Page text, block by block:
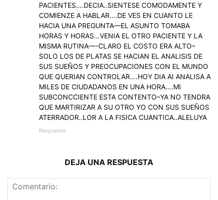
PACIENTES….DECIA..SIENTESE COMODAMENTE Y
COMIENZE A HABLAR….DE VES EN CUANTO LE
HACIA UNA PREGUNTA—EL ASUNTO TOMABA
HORAS Y HORAS…VENIA EL OTRO PACIENTE Y LA
MISMA RUTINA—-CLARO EL COSTO ERA ALTO–
SOLO LOS DE PLATAS SE HACIAN EL ANALISIS DE
SUS SUEÑOS Y PREOCUPACIONES CON EL MUNDO
QUE QUERIAN CONTROLAR….HOY DIA AI ANALISA A
MILES DE CIUDADANOS EN UNA HORA….MI
SUBCONCCIENTE ESTA CONTENTO–YA NO TENDRA
QUE MARTIRIZAR A SU OTRO YO CON SUS SUEÑOS
ATERRADOR..LOR A LA FISICA CUANTICA..ALELUYA
Respuesta
DEJA UNA RESPUESTA